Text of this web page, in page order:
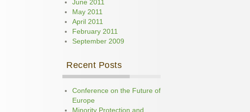
June 2011
May 2011
April 2011
February 2011
September 2009
Recent Posts
Conference on the Future of
Europe
Minority Protection and